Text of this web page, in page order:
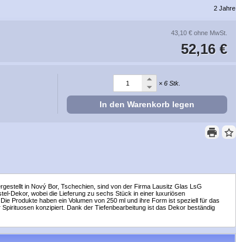
2 Jahre
43,10 € ohne MwSt.
52,16 €
× 6 Stk.
In den Warenkorb legen
in Nový Bor, Tschechien, sind von der Firma Lausitz Glas LsG
Dekor, wobei die Lieferung zu sechs Stück in einer luxuriösen
Produkte haben ein Volumen von 250 ml und ihre Form ist speziell für das
konzipiert. Dank der Tiefenbearbeitung ist das Dekor beständig